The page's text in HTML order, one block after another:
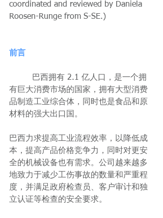
coordinated and reviewed by Daniela
Roosen-Runge from S-SE.)
前言
有巨大消费市场的国家，拥有大型消费
品制造工业综合体，同时也是食品和原
材料的强大出口国。
巴西力求提高工业流程效率，以降低成
本，提高产品价格竞争力，同时对更安
全的机械设备也有需求。公司越来越多
地致力于减少工伤事故的数量和严重程
度，并满足政府检查员、客户审计和独
立认证等检查的安全要求。